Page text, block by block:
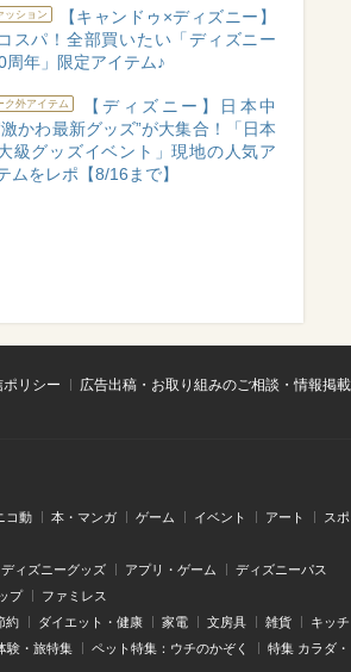
ッション
【キャンドゥ×ディズニー】
スパ！全部買いたい「ディズニー
周年」限定アイテム♪
ク外アイテム
【ディズニー】日本中
激かわ最新グッズ”が大集合！「日本
級グッズイベント」現地の人気ア
ムをレポ【8/16まで】
リシー
広告出稿・お取り組みのご相談・情報掲
コ動 本・マンガ ゲーム イベント アート ス
ディズニーグッズ アプリ・ゲーム ディズニーパス
プ ファミレス
約 ダイエット・健康 家電 文房具 雑貨 キッ
験・旅特集 ペット特集：ウチのかぞく 特集 カラダ